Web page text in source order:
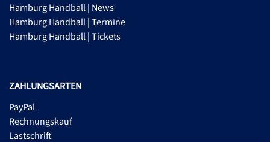
Hamburg Handball | News
Hamburg Handball | Termine
Hamburg Handball | Tickets
ZAHLUNGSARTEN
PayPal
Rechnungskauf
Lastschrift